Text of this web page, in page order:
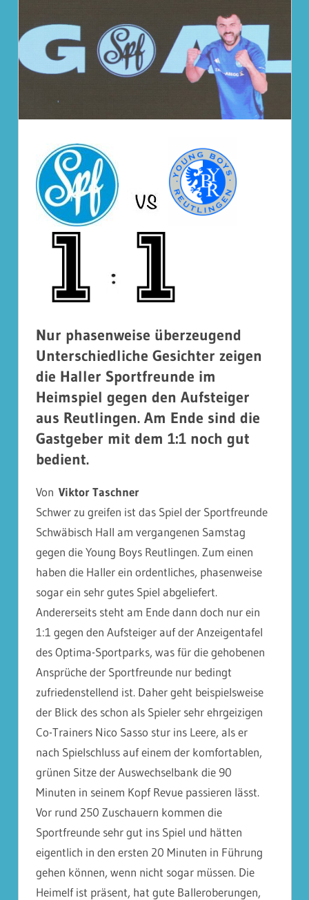
Nur phasenweise überzeugend
Unterschiedliche Gesichter zeigen
die Haller Sportfreunde im
Heimspiel gegen den Aufsteiger
aus Reutlingen. Am Ende sind die
Gastgeber mit dem 1:1 noch gut
bedient.
Von Viktor Taschner
Schwer zu greifen ist das Spiel der Sportfreunde
Schwäbisch Hall am vergangenen Samstag
gegen die Young Boys Reutlingen. Zum einen
haben die Haller ein ordentliches, phasenweise
sogar ein sehr gutes Spiel abgeliefert.
Andererseits steht am Ende dann doch nur ein
1:1 gegen den Aufsteiger auf der Anzeigentafel
des Optima-Sportparks, was für die gehobenen
Ansprüche der Sportfreunde nur bedingt
zufriedenstellend ist. Daher geht beispielsweise
der Blick des schon als Spieler sehr ehrgeizigen
Co-Trainers Nico Sasso stur ins Leere, als er
nach Spielschluss auf einem der komfortablen,
grünen Sitze der Auswechselbank die 90
Minuten in seinem Kopf Revue passieren lässt.
Vor rund 250 Zuschauern kommen die
Sportfreunde sehr gut ins Spiel und hätten
eigentlich in den ersten 20 Minuten in Führung
gehen können, wenn nicht sogar müssen. Die
Heimelf ist präsent, hat gute Balleroberungen,